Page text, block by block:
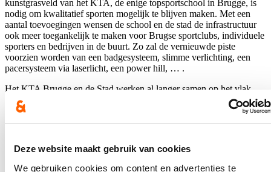
Deze website maakt gebruik van cookies
We gebruiken cookies om content en advertenties te
kunstgrasveld van het KTA, de enige topsportschool in Brugge, is
nodig om kwalitatief sporten mogelijk te blijven maken. Met een
aantal toevoegingen wensen de school en de stad de infrastructuur
ook meer toegankelijk te maken voor Brugse sportclubs, individuele
sporters en bedrijven in de buurt. Zo zal de vernieuwde piste
voorzien worden van een badgesysteem, slimme verlichting, een
pacersysteem via laserlicht, een power hill, … .
Het KTA Brugge en de Stad werken al langer samen op het vlak
van sportinfrastructuur. Zo worden de sportzalen en het zwembad
naschools verhuurd aan lokale sportclubs en sporters. Ik
bentevreden dat de Vlaamse overheid de waarde van dit dossier
samenwerkingen met diverse partners en slimme oplossingen om
voldoende en kwalitatieve sportinfrastructuur te kunnen aanbieden
aan de Bruggeling. We doen dat ook liefst geclusterd, om zo weinig